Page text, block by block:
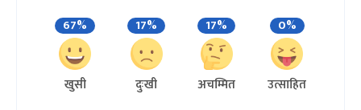
67%
खुसी
17%
दुःखी
17%
अचम्मित
0%
उत्साहित